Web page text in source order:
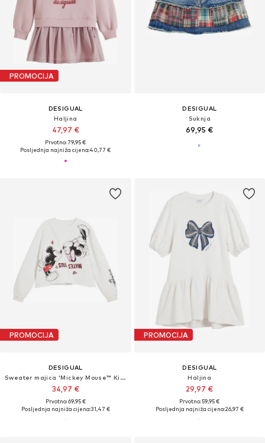
PROMOCIJA
DESIGUAL
Haljina
47,97 €
Prvotno: 79,95 €
Posljednja najniža cijena:40,77 €
DESIGUAL
Suknja
69,95 €
PROMOCIJA
DESIGUAL
Sweater majica 'Mickey Mouse™ Kiss'
34,97 €
Prvotno: 69,95 €
Posljednja najniža cijena:31,47 €
PROMOCIJA
DESIGUAL
Haljina
29,97 €
Prvotno: 59,95 €
Posljednja najniža cijena:26,97 €